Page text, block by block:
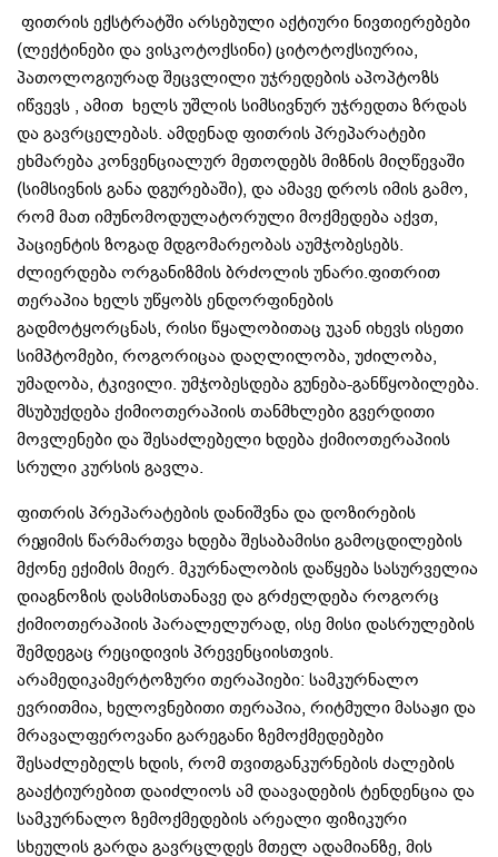
ფითრის ექსტრატში არსებული აქტიური ნივთიერებები
(ლექტინები და ვისკოტოქსინი) ციტოტოქსიურია,
პათოლოგიურად შეცვლილი უჯრედების აპოპტოზს
იწვევს , ამით ხელს უშლის სიმსივნურ უჯრედთა ზრდას
და გავრცელებას. ამდენად ფითრის პრეპარატები
ეხმარება კონვენციალურ მეთოდებს მიზნის მიღწევაში
(სიმსივნის განა დგურებაში), და ამავე დროს იმის გამო,
რომ მათ იმუნომოდულატორული მოქმედება აქვთ,
პაციენტის ზოგად მდგომარეობას აუმჯობესებს.
ძლიერდება ორგანიზმის ბრძოლის უნარი.ფითრით
თერაპია ხელს უწყობს ენდორფინების
გადმოტყორცნას, რისი წყალობითაც უკან იხევს ისეთი
სიმპტომები, როგორიცაა დაღლილობა, უძილობა,
უმადობა, ტკივილი. უმჯობესდება გუნება-განწყობილება.
მსუბუქდება ქიმიოთერაპიის თანმხლები გვერდითი
მოვლენები და შესაძლებელი ხდება ქიმიოთერაპიის
სრული კურსის გავლა.
ფითრის პრეპარატების დანიშვნა და დოზირების
რეჟიმის წარმართვა ხდება შესაბამისი გამოცდილების
მქონე ექიმის მიერ. მკურნალობის დაწყება სასურველია
დიაგნოზის დასმისთანავე და გრძელდება როგორც
ქიმიოთერაპიის პარალელურად, ისე მისი დასრულების
შემდეგაც რეციდივის პრევენციისთვის.
არამედიკამერტოზური თერაპიები: სამკურნალო
ევრითმია, ხელოვნებითი თერაპია, რიტმული მასაჟი და
მრავალფეროვანი გარეგანი ზემოქმედებები
შესაძლებელს ხდის, რომ თვითგანკურნების ძალების
გააქტიურებით დაიძლიოს ამ დაავადების ტენდენცია და
სამკურნალო ზემოქმედების არეალი ფიზიკური
სხეულის გარდა გავრცლდეს მთელ ადამიანზე, მის